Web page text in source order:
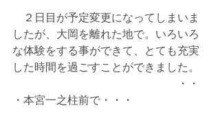
２日目が予定変更になってしまいま
したが、大岡を離れた地で。いろいろ
な体験をする事ができて、とても充実
した時間を過ごすことができました。
・・
・本宮一之柱前で・・・